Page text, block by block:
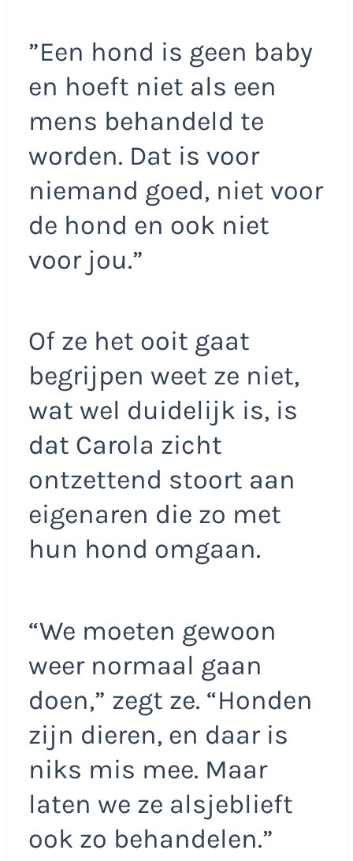
”Een hond is geen baby
en hoeft niet als een
mens behandeld te
worden. Dat is voor
niemand goed, niet voor
de hond en ook niet
voor jou.”
Of ze het ooit gaat
begrijpen weet ze niet,
wat wel duidelijk is, is
dat Carola zicht
ontzettend stoort aan
eigenaren die zo met
hun hond omgaan.
“We moeten gewoon
weer normaal gaan
doen,” zegt ze. “Honden
zijn dieren, en daar is
niks mis mee. Maar
laten we ze alsjeblieft
ook zo behandelen.”